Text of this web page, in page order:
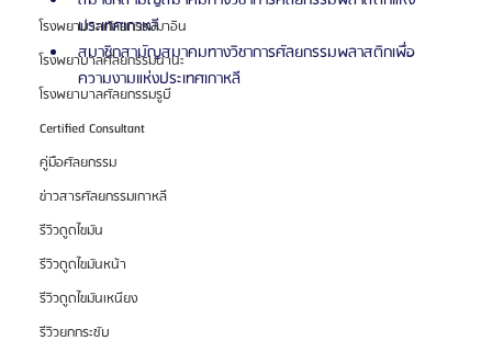
โรงพยาบาลศัลยกรรมมาอิน
โรงพยาบาลศัลยกรรมนานะ
โรงพยาบาลศัลยกรรมรูบี
Certified Consultant
คู่มือศัลยกรรม
ข่าวสารศัลยกรรมเกาหลี
รีวิวดูดไขมัน
รีวิวดูดไขมันหน้า
รีวิวดูดไขมันเหนียง
รีวิวยกกระชับ
ประเทศเกาหลี
สมาชิกสามัญสมาคมทางวิชาการศัลยกรรมพลาสติกเพื่อ
ความงามแห่งประเทศเกาหลี